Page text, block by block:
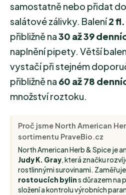
samostatně nebo přidat
salátové zálivky. Balení2
přibližně na30 až 39
naplnění pipety. Větší
vystačí při stejném
přibližně na 60 až 78
množství roztoku.
Proč jsme North American
sortimentu PraveBio.cz
North American Herb & Spice je
Judy K. Gray, která značku
rostlinnými surovinami.
rostoucích bylins důrazem na
složení a kontrolu výrobních